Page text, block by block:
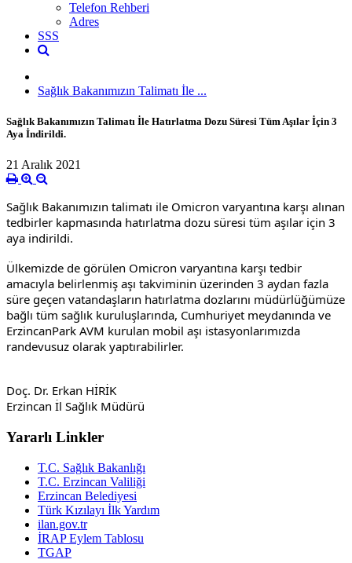
Telefon Rehberi
Adres
SSS
Sağlık Bakanımızın Talimatı İle ...
Sağlık Bakanımızın Talimatı İle Hatırlatma Dozu Süresi Tüm Aşılar İçin 3
Aya İndirildi.
21 Aralık 2021
Sağlık Bakanımızın talimatı ile Omicron varyantına karşı alınan
tedbirler kapmasında hatırlatma dozu süresi tüm aşılar için 3
aya indirildi.
Ülkemizde de görülen Omicron varyantına karşı tedbir
amacıyla belirlenmiş aşı takviminin üzerinden 3 aydan fazla
süre geçen vatandaşların hatırlatma dozlarını müdürlüğümüze
bağlı tüm sağlık kuruluşlarında, Cumhuriyet meydanında ve
ErzincanPark AVM kurulan mobil aşı istasyonlarımızda
randevusuz olarak yaptırabilirler.
Doç. Dr. Erkan HİRİK
Erzincan İl Sağlık Müdürü
Yararlı Linkler
T.C. Sağlık Bakanlığı
T.C. Erzincan Valiliği
Erzincan Belediyesi
Türk Kızılayı İlk Yardım
ilan.gov.tr
İRAP Eylem Tablosu
TGAP